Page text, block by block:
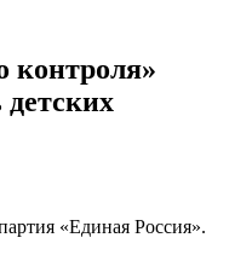
контроля»
детских
«Единая Россия».